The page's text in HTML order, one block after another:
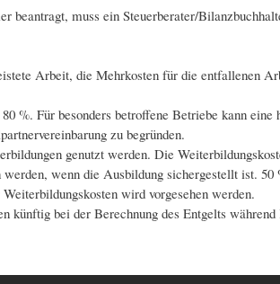
muss ein Steuerberater/
Arbeit, die Mehrkosten für die entfallenen
%. Für besonders betroffene Betriebe kann
zu begründen.
genutzt werden. Die
wenn die Ausbildung sichergestellt ist.
wird vorgesehen werden.
künftig bei der Berechnung des Entgelts